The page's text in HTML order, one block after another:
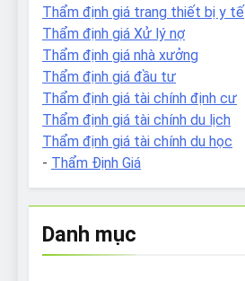
Thẩm định giá trang thiết bị y tế
Thẩm định giá Xử lý nợ
Thẩm định giá nhà xưởng
Thẩm định giá đầu tư
Thẩm định giá tài chính định cư
Thẩm định giá tài chính du lịch
Thẩm định giá tài chính du học
- Thẩm Định Giá
Danh mục